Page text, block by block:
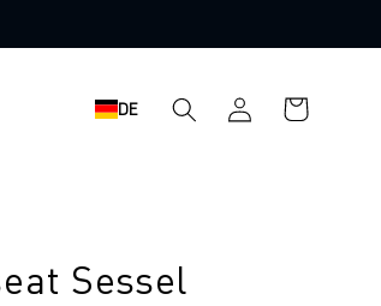
DE EinloggenWarenkorb
Sessel